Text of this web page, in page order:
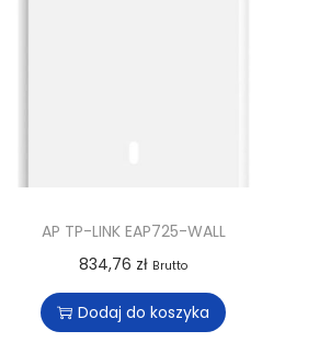
AP TP-LINK EAP725-WALL
834,76 zł Brutto
Dodaj do koszyka